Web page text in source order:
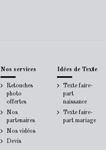
Nos services
Retouches
photo
offertes
Nos
partenaires
Nos vidéos
Devis
Idées de Texte
Texte faire-
part
naissance
Texte faire-
part mariage